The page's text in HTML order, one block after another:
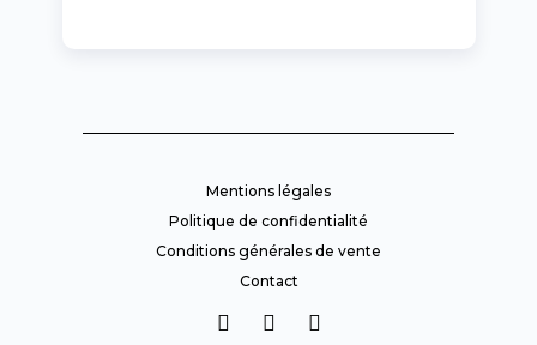
Mentions légales
Politique de confidentialité
Conditions générales de vente
Contact